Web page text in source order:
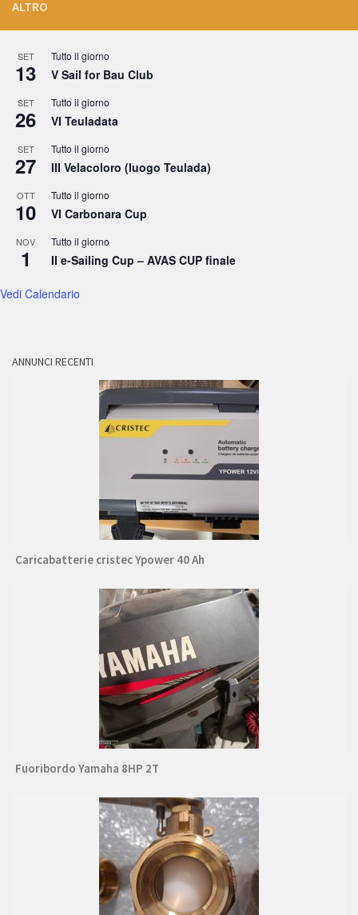
ALTRO
SET
13
Tutto il giorno
V Sail for Bau Club
SET
26
Tutto il giorno
VI Teuladata
SET
27
Tutto il giorno
III Velacoloro (luogo Teulada)
OTT
10
Tutto il giorno
VI Carbonara Cup
NOV
1
Tutto il giorno
II e-Sailing Cup – AVAS CUP finale
Vedi Calendario
ANNUNCI RECENTI
Caricabatterie cristec Ypower 40 Ah
Fuoribordo Yamaha 8HP 2T